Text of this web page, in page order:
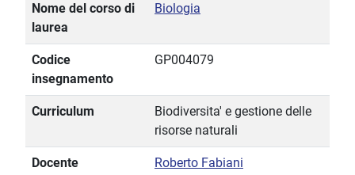
Nome del corso di
laurea
Biologia
Codice
insegnamento
GP004079
Curriculum
Biodiversita' e gestione delle
risorse naturali
Docente
Roberto Fabiani